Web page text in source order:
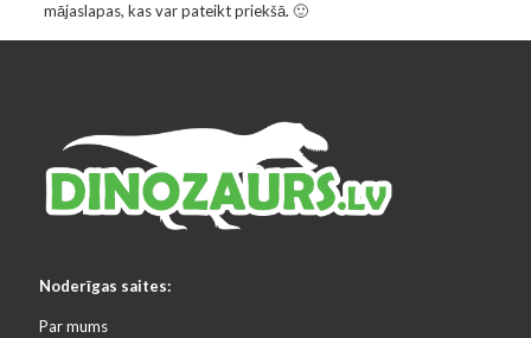
mājaslapas, kas var pateikt priekšā. 🙂
Noderīgas saites:
Par mums